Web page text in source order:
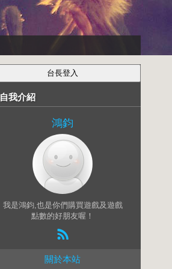
自我介紹
鴻鈞
我是鴻鈞,也是你們購買遊戲及遊戲
點數的好朋友喔！
關於本站